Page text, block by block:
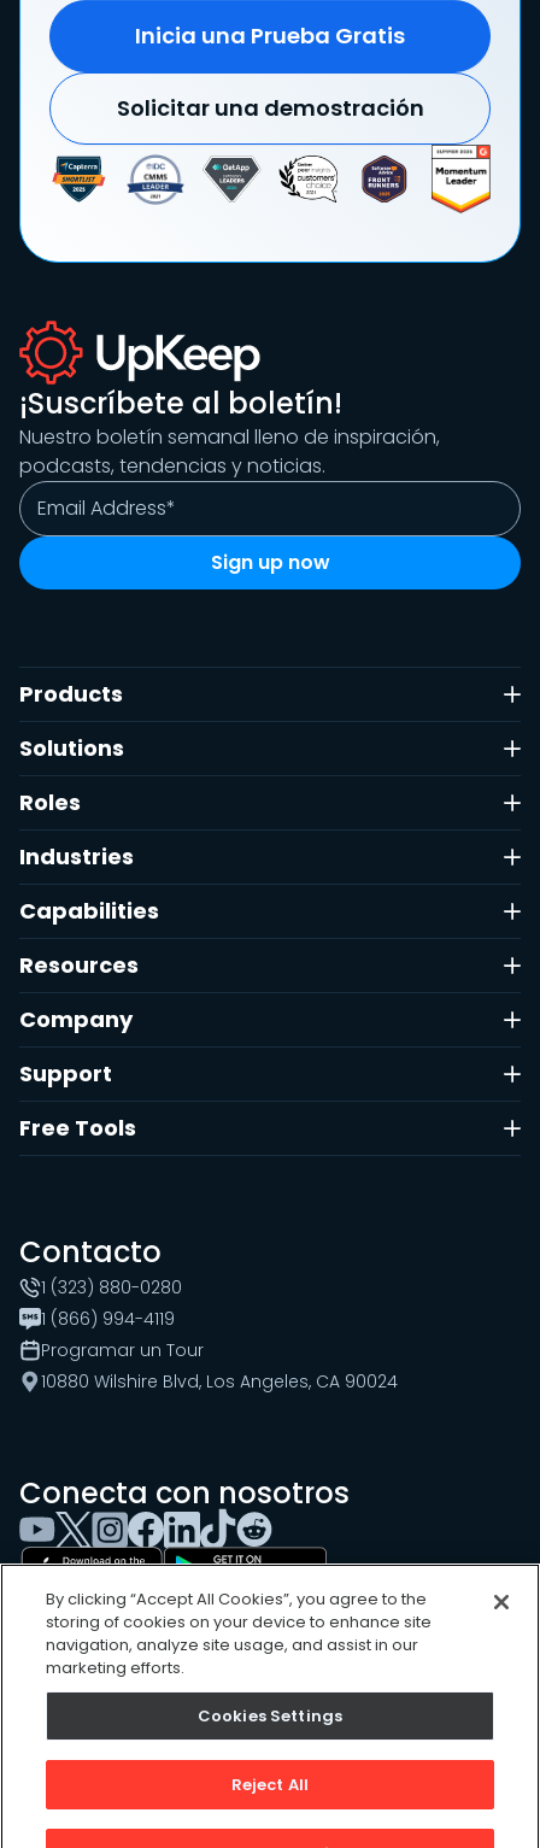
Inicia una Prueba Gratis
Solicitar una demostración
¡Suscríbete al boletín!
Nuestro boletín semanal lleno de inspiración,
podcasts, tendencias y noticias.
Products
Solutions
Roles
Industries
Capabilities
Resources
Company
Support
Free Tools
Contacto
1 (323) 880-0280
1 (866) 994-4119
Programar un Tour
10880 Wilshire Blvd, Los Angeles, CA 90024
Conecta con nosotros
Sitemap
Privacy Policy
By clicking “Accept All Cookies”, you agree to the
storing of cookies on your device to enhance site
navigation, analyze site usage, and assist in our
marketing efforts.
Cookies Settings
Reject All